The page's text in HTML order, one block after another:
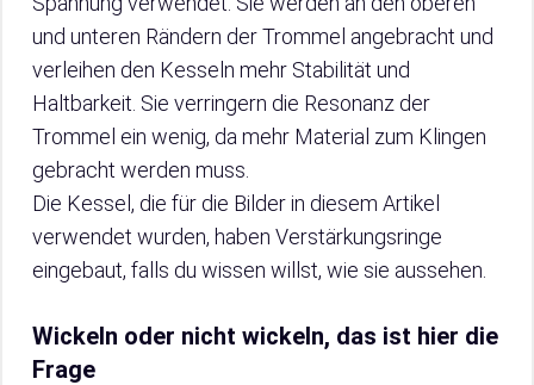
und unteren Rändern der Trommel angebracht und
verleihen den Kesseln mehr Stabilität und
Haltbarkeit. Sie verringern die Resonanz der
Trommel ein wenig, da mehr Material zum Klingen
gebracht werden muss.
Die Kessel, die für die Bilder in diesem Artikel
verwendet wurden, haben Verstärkungsringe
eingebaut, falls du wissen willst, wie sie aussehen.
Wickeln oder nicht wickeln, das ist hier die
Frage